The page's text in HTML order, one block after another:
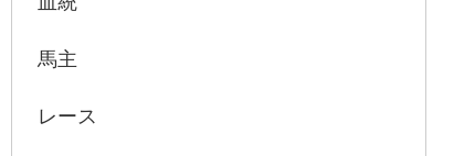
馬主
レース